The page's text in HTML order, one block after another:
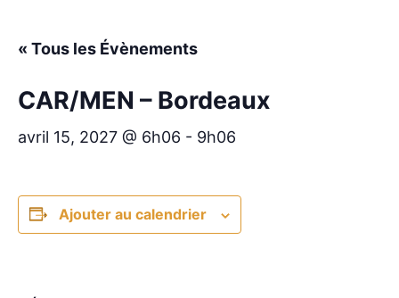
« Tous les Évènements
CAR/MEN – Bordeaux
avril 15, 2027 @ 6h06 - 9h06
Ajouter au calendrier